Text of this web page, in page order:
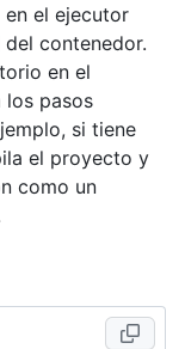
en el ejecutor
del contenedor.
en el
los pasos
si tiene
el proyecto y
como un